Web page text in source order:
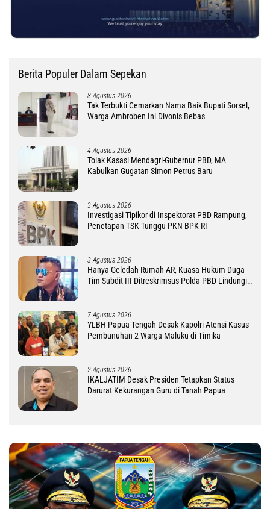
Berita Populer Dalam Sepekan
8 Agustus 2026
Tak Terbukti Cemarkan Nama Baik Bupati Sorsel,
Warga Ambroben Ini Divonis Bebas
4 Agustus 2026
Tolak Kasasi Mendagri-Gubernur PBD, MA
Kabulkan Gugatan Simon Petrus Baru
3 Agustus 2026
Investigasi Tipikor di Inspektorat PBD Rampung,
Penetapan TSK Tunggu PKN BPK RI
3 Agustus 2026
Hanya Geledah Rumah AR, Kuasa Hukum Duga
Tim Subdit III Ditreskrimsus Polda PBD Lindungi
7 Agustus 2026
YLBH Papua Tengah Desak Kapolri Atensi Kasus
Pembunuhan 2 Warga Maluku di Timika
2 Agustus 2026
IKALJATIM Desak Presiden Tetapkan Status
Darurat Kekurangan Guru di Tanah Papua